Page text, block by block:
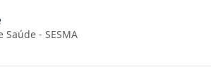
- SESMA